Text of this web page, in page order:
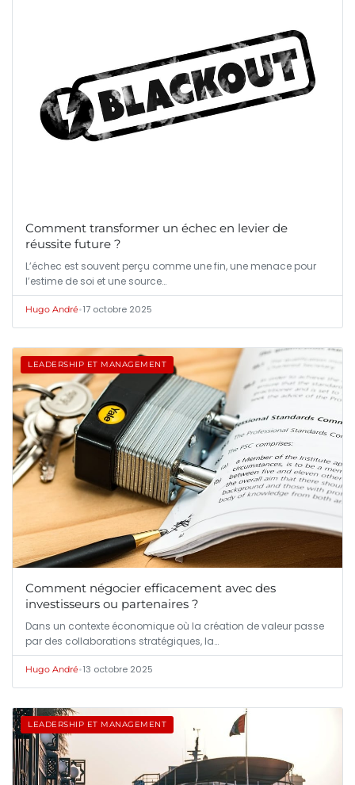
Comment transformer un échec en levier de
réussite future ?
L’échec est souvent perçu comme une fin, une menace pour
l’estime de soi et une source…
Hugo André•17 octobre 2025
LEADERSHIP ET MANAGEMENT
Comment négocier efficacement avec des
investisseurs ou partenaires ?
Dans un contexte économique où la création de valeur passe
par des collaborations stratégiques, la…
Hugo André•13 octobre 2025
LEADERSHIP ET MANAGEMENT